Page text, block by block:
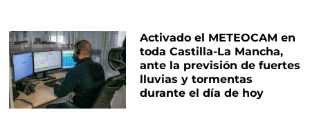
Activado el METEOCAM en
toda Castilla-La Mancha,
ante la previsión de fuertes
lluvias y tormentas
durante el día de hoy